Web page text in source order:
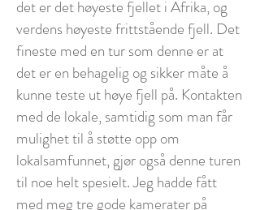
det er det høyeste fjellet i Afrika, og
verdens høyeste frittstående fjell. Det
fineste med en tur som denne er at
det er en behagelig og sikker måte å
kunne teste ut høye fjell på. Kontakten
med de lokale, samtidig som man får
mulighet til å støtte opp om
lokalsamfunnet, gjør også denne turen
til noe helt spesielt. Jeg hadde fått
med meg tre gode kamerater på